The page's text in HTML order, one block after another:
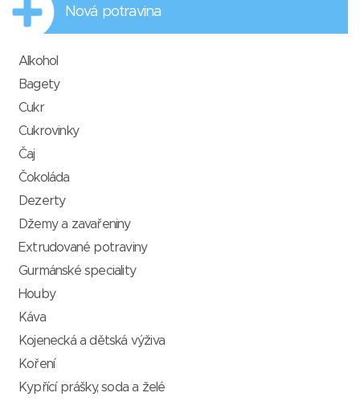
Nová potravina
Alkohol
Bagety
Cukr
Cukrovinky
Čaj
Čokoláda
Dezerty
Džemy a zavařeniny
Extrudované potraviny
Gurmánské speciality
Houby
Káva
Kojenecká a dětská výživa
Koření
Kypřící prášky, soda a želé